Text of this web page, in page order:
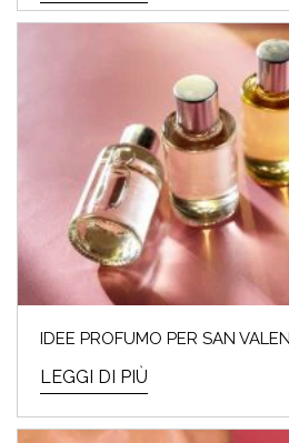
IDEE PROFUMO PER SAN
LEGGI DI PIÙ